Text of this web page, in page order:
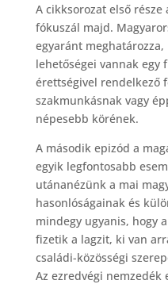
A cikksorozat első
fókuszál majd.
egyaránt
lehetőségei vannak egy
érettségivel rendelkező
szakmunkásnak vagy
népesebb körének.
A második epizód a
egyik legfontosabb
utánanézünk a mai
hasonlóságainak és
mindegy ugyanis, hogy
fizetik a lagzit, ki van
családi-közösségi
Az ezredvégi